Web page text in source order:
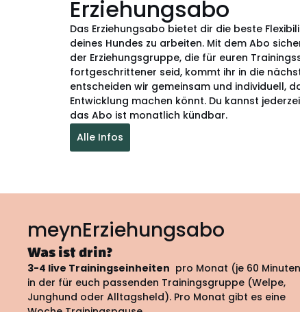
Erziehungsabo
Das Erziehungsabo bietet dir die beste
deines Hundes zu arbeiten. Mit dem Abo
der Erziehungsgruppe, die für euren
fortgeschrittener seid, kommt ihr in die
entscheiden wir gemeinsam und individuell,
Entwicklung machen könnt. Du kannst
das Abo ist monatlich kündbar.
Alle Infos
meynErziehungsabo
Was ist drin?
3-4 live Trainingseinheiten pro Monat (je 60
in der für euch passenden Trainingsgruppe (Welpe,
Junghund oder Alltagsheld). Pro Monat gibt es eine